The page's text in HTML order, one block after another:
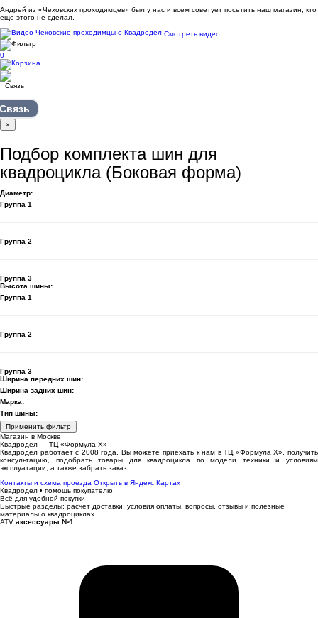
Андрей из «Чеховских проходимцев» был у нас и всем советует посетить наш магазин, кто
еще этого не сделал.
Смотреть видео
0
×
Подбор комплекта шин для
квадроцикла (Боковая форма)
Диаметр:
Группа 1
Группа 2
Группа 3
Высота шины:
Группа 1
Группа 2
Группа 3
Ширина передних шин:
Ширина задних шин:
Марка:
Тип шины:
Применить фильтр
Магазин в Москве
Квадродел — ТЦ «Формула Х»
Квадродел работает с 2008 года. Вы можете приехать к нам в ТЦ «Формула Х», получить
консультацию, подобрать товары для квадроцикла по модели техники и условиям
эксплуатации, а также забрать заказ.
Контакты и схема проезда Открыть в Яндекс Картах
Квадродел • помощь покупателю
Всё для удобной покупки
Быстрые разделы: расчёт доставки, условия оплаты, вопросы, отзывы и полезные
материалы о квадроциклах.
ATV аксессуары №1